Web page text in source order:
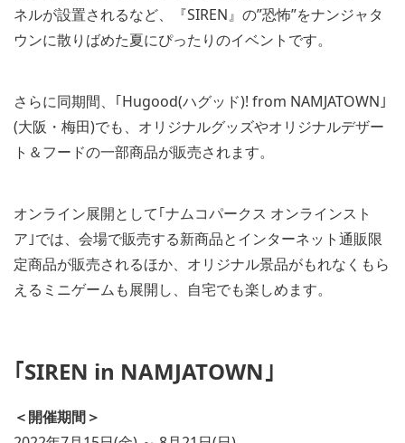
ネルが設置されるなど、『SIREN』の”恐怖”をナンジャタ
ウンに散りばめた夏にぴったりのイベントです。
さらに同期間、｢Hugood(ハグッド)! from NAMJATOWN｣
(大阪・梅田)でも、オリジナルグッズやオリジナルデザー
ト＆フードの一部商品が販売されます。
オンライン展開として｢ナムコパークス オンラインスト
ア｣では、会場で販売する新商品とインターネット通販限
定商品が販売されるほか、オリジナル景品がもれなくもら
えるミニゲームも展開し、自宅でも楽しめます。
｢SIREN in NAMJATOWN｣
＜開催期間＞